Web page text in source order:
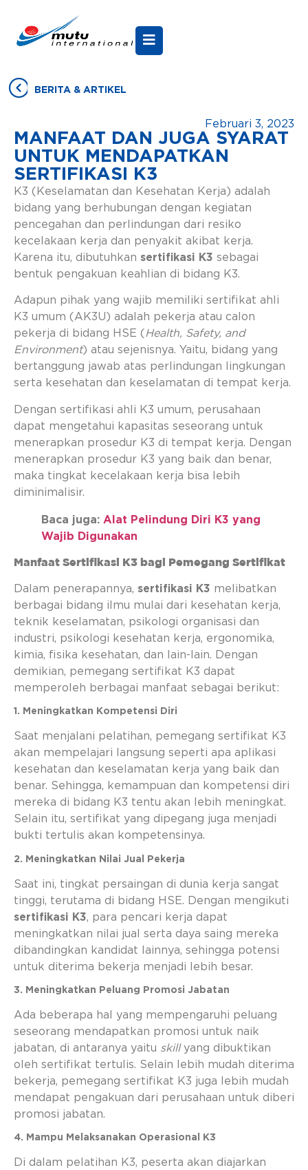
BERITA & ARTIKEL
Februari 3, 2023
MANFAAT DAN JUGA SYARAT
UNTUK MENDAPATKAN
SERTIFIKASI K3
K3 (Keselamatan dan Kesehatan Kerja) adalah
bidang yang berhubungan dengan kegiatan
pencegahan dan perlindungan dari resiko
kecelakaan kerja dan penyakit akibat kerja.
Karena itu, dibutuhkan sertifikasi K3 sebagai
bentuk pengakuan keahlian di bidang K3.
Adapun pihak yang wajib memiliki sertifikat ahli
K3 umum (AK3U) adalah pekerja atau calon
pekerja di bidang HSE (Health, Safety, and
Environment) atau sejenisnya. Yaitu, bidang yang
bertanggung jawab atas perlindungan lingkungan
serta kesehatan dan keselamatan di tempat kerja.
Dengan sertifikasi ahli K3 umum, perusahaan
dapat mengetahui kapasitas seseorang untuk
menerapkan prosedur K3 di tempat kerja. Dengan
menerapkan prosedur K3 yang baik dan benar,
maka tingkat kecelakaan kerja bisa lebih
diminimalisir.
Baca juga: Alat Pelindung Diri K3 yang
Wajib Digunakan
Manfaat Sertifikasi K3 bagi Pemegang Sertifikat
Dalam penerapannya, sertifikasi K3 melibatkan
berbagai bidang ilmu mulai dari kesehatan kerja,
teknik keselamatan, psikologi organisasi dan
industri, psikologi kesehatan kerja, ergonomika,
kimia, fisika kesehatan, dan lain-lain. Dengan
demikian, pemegang sertifikat K3 dapat
memperoleh berbagai manfaat sebagai berikut:
1. Meningkatkan Kompetensi Diri
Saat menjalani pelatihan, pemegang sertifikat K3
akan mempelajari langsung seperti apa aplikasi
kesehatan dan keselamatan kerja yang baik dan
benar. Sehingga, kemampuan dan kompetensi diri
mereka di bidang K3 tentu akan lebih meningkat.
Selain itu, sertifikat yang dipegang juga menjadi
bukti tertulis akan kompetensinya.
2. Meningkatkan Nilai Jual Pekerja
Saat ini, tingkat persaingan di dunia kerja sangat
tinggi, terutama di bidang HSE. Dengan mengikuti
sertifikasi K3, para pencari kerja dapat
meningkatkan nilai jual serta daya saing mereka
dibandingkan kandidat lainnya, sehingga potensi
untuk diterima bekerja menjadi lebih besar.
3. Meningkatkan Peluang Promosi Jabatan
Ada beberapa hal yang mempengaruhi peluang
seseorang mendapatkan promosi untuk naik
jabatan, di antaranya yaitu skillyang dibuktikan
oleh sertifikat tertulis. Selain lebih mudah diterima
bekerja, pemegang sertifikat K3 juga lebih mudah
mendapat pengakuan dari perusahaan untuk diberi
promosi jabatan.
4. Mampu Melaksanakan Operasional K3
Di dalam pelatihan K3, peserta akan diajarkan